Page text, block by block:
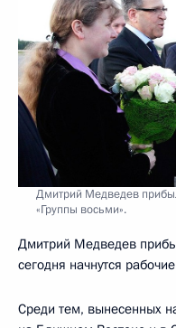
Дмитрий Медведев
«Группы восьми».
Дмитрий Медведев
сегодня начнутся
Среди тем, вынесенных